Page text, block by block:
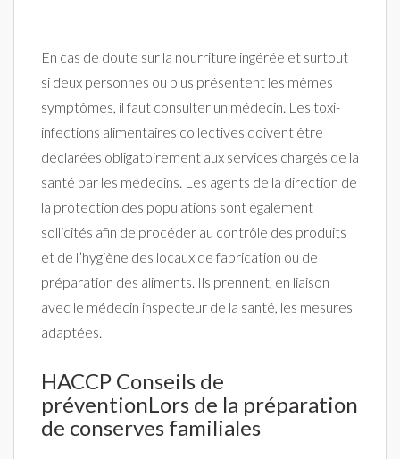
En cas de doute sur la nourriture ingérée et surtout
si deux personnes ou plus présentent les mêmes
symptômes, il faut consulter un médecin. Les toxi-
infections alimentaires collectives doivent être
déclarées obligatoirement aux services chargés de la
santé par les médecins. Les agents de la direction de
la protection des populations sont également
sollicités afin de procéder au contrôle des produits
et de l’hygiène des locaux de fabrication ou de
préparation des aliments. Ils prennent, en liaison
avec le médecin inspecteur de la santé, les mesures
adaptées.
HACCP Conseils de
préventionLors de la préparation
de conserves familiales